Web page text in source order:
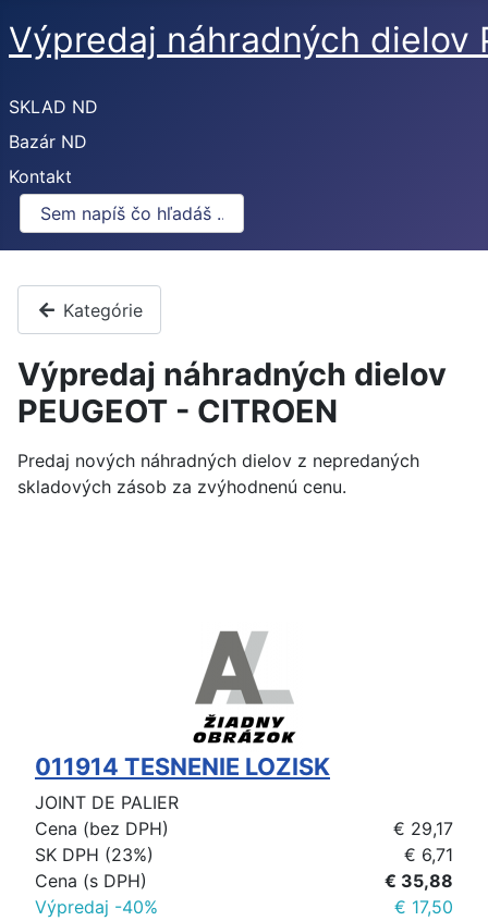
Výpredaj náhradných dielov
SKLAD ND
Bazár ND
Kontakt
Kategórie
Výpredaj náhradných dielov
PEUGEOT - CITROEN
Predaj nových náhradných dielov z nepredaných
skladových zásob za zvýhodnenú cenu.
011914 TESNENIE LOZISK
JOINT DE PALIER
Cena (bez DPH)
€ 29,17
SK DPH (23%)
€ 6,71
Cena (s DPH)
€ 35,88
Výpredaj -40%
€ 17,50